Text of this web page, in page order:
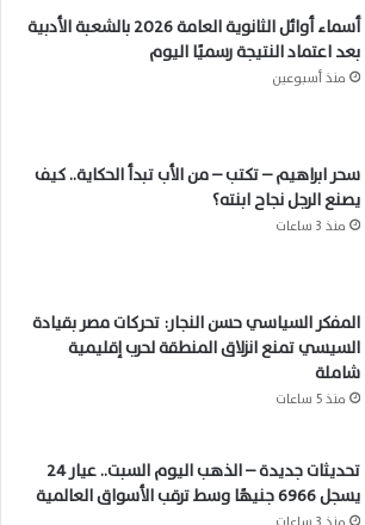
أسماء أوائل الثانوية العامة 2026 بالشعبة الأدبية
بعد اعتماد النتيجة رسميًا اليوم
منذ أسبوعين
سحر ابراهيم – تكتب – من الأب تبدأ الحكاية.. كيف
يصنع الرجل نجاح ابنته؟
منذ 3 ساعات
المفكر السياسي حسن النجار: تحركات مصر بقيادة
السيسي تمنع انزلاق المنطقة لحرب إقليمية
شاملة
منذ 5 ساعات
تحديثات جديدة – الذهب اليوم السبت.. عيار 24
يسجل 6966 جنيهًا وسط ترقب الأسواق العالمية